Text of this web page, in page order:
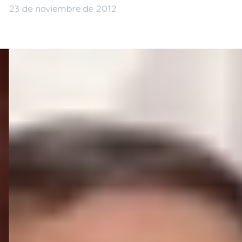
23 de noviembre de 2012